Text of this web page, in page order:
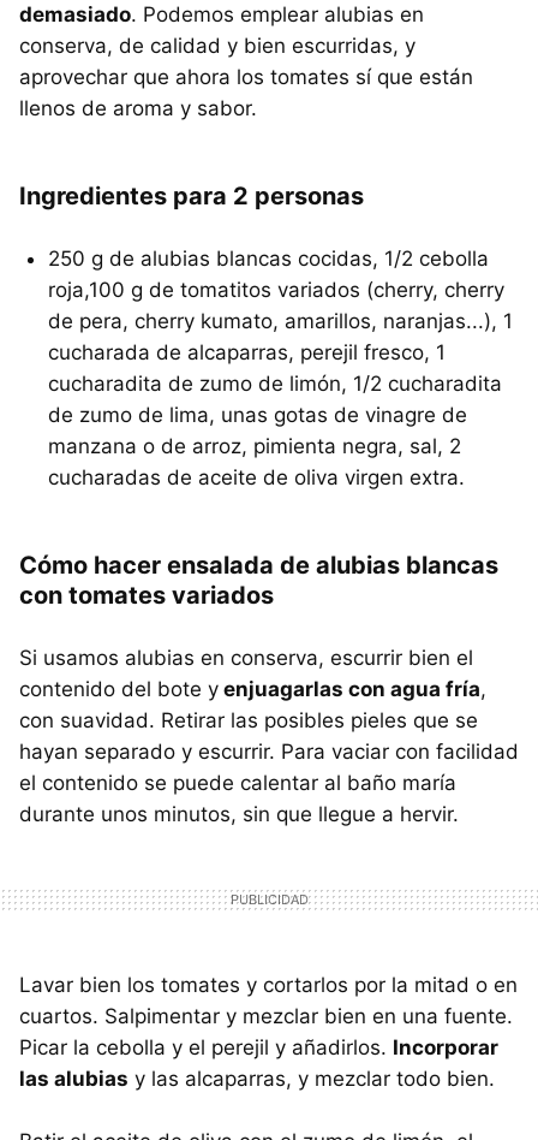
demasiado. Podemos emplear alubias en
conserva, de calidad y bien escurridas, y
aprovechar que ahora los tomates sí que están
llenos de aroma y sabor.
Ingredientes para 2 personas
250 g de alubias blancas cocidas, 1/2 cebolla
roja,100 g de tomatitos variados (cherry, cherry
de pera, cherry kumato, amarillos, naranjas...), 1
cucharada de alcaparras, perejil fresco, 1
cucharadita de zumo de limón, 1/2 cucharadita
de zumo de lima, unas gotas de vinagre de
manzana o de arroz, pimienta negra, sal, 2
cucharadas de aceite de oliva virgen extra.
Cómo hacer ensalada de alubias blancas
con tomates variados
Si usamos alubias en conserva, escurrir bien el
contenido del bote y enjuagarlas con agua fría,
con suavidad. Retirar las posibles pieles que se
hayan separado y escurrir. Para vaciar con facilidad
el contenido se puede calentar al baño maría
durante unos minutos, sin que llegue a hervir.
Lavar bien los tomates y cortarlos por la mitad o en
cuartos. Salpimentar y mezclar bien en una fuente.
Picar la cebolla y el perejil y añadirlos. Incorporar
las alubias y las alcaparras, y mezclar todo bien.